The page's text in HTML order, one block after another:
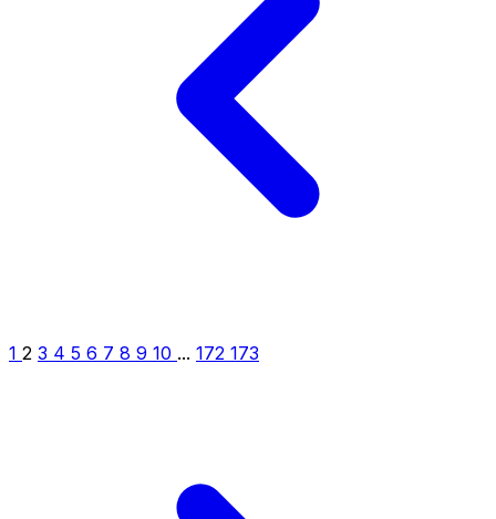
1 2 3 4 5 6 7 8 9 10 ... 172 173